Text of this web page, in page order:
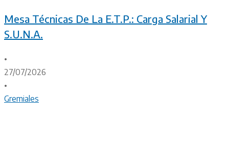
Mesa Técnicas De La E.T.P.: Carga Salarial Y
S.U.N.A.
•
27/07/2026
•
Gremiales